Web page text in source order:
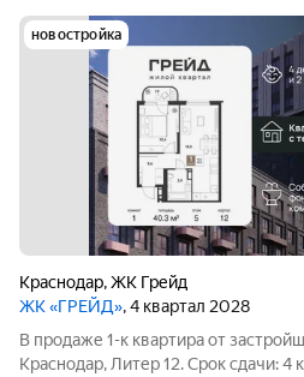
новостройка
Краснодар,ЖК Грейд
ЖК «ГРЕЙД», 4 квартал 2028
В продаже 1-к квартира от
Краснодар, Литер 12. Срок сдачи: